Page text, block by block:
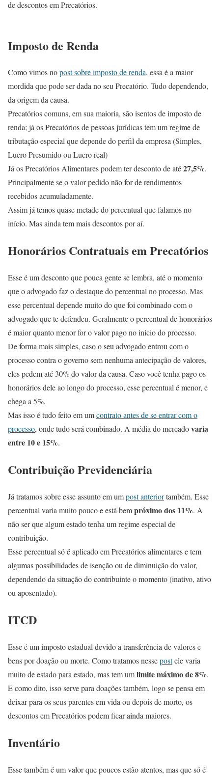
de descontos em Precatórios.
Imposto de Renda
Como vimos nopost sobre imposto de renda, essa é a maior
mordida que pode ser dada no seu Precatório. Tudo dependendo,
da origem da causa.
Precatórios comuns, em sua maioria, são isentos de imposto de
renda; já os Precatórios de pessoas jurídicas tem um regime de
tributação especial que depende do perfil da empresa (Simples,
Lucro Presumido ou Lucro real)
Já os Precatórios Alimentares podem ter desconto de até27,5%.
Principalmente se o valor pedido não for de rendimentos
recebidos acumuladamente.
Assim já temos quase metade do percentual que falamos no
início. Mas ainda tem mais descontos por aí.
Honorários Contratuais em Precatórios
Esse é um desconto que pouca gente se lembra, até o momento
que o advogado faz o destaque do percentual no processo. Mas
esse percentual depende muito do que foi combinado com o
advogado que te defendeu. Geralmente o percentual de honorários
é maior quanto menor for o valor pago no inicio do processo.
De forma mais simples, caso o seu advogado entrou com o
processo contra o governo sem nenhuma antecipação de valores,
eles pedem até 30% do valor da causa. Caso você tenha pago os
honorários dele ao longo do processo, esse percentual é menor, e
chega a 5%.
Mas isso é tudo feito em umcontrato antes de se entrar com o
processo, onde tudo será combinado. A média do mercadovaria
entre 10 e 15%.
Contribuição Previdenciária
Já tratamos sobre esse assunto em umpost anteriortambém. Esse
percentual varia muito pouco e está bempróximo dos 11%. A
não ser que algum estado tenha um regime especial de
contribuição.
Esse percentual só é aplicado em Precatórios alimentares e tem
algumas possibilidades de isenção ou de diminuição do valor,
dependendo da situação do contribuinte o momento (inativo, ativo
ou aposentado).
ITCD
Esse é um imposto estadual devido a transferência de valores e
bens por doação ou morte. Como tratamos nessepostele varia
muito de estado para estado, mas tem umlimite máximo de 8%.
E como dito, isso serve para doações também, logo se pensa em
deixar para os seus parentes em vida ou depois de morto, os
descontos em Precatórios podem ficar ainda maiores.
Inventário
Esse também é um valor que poucos estão atentos, mas que só é